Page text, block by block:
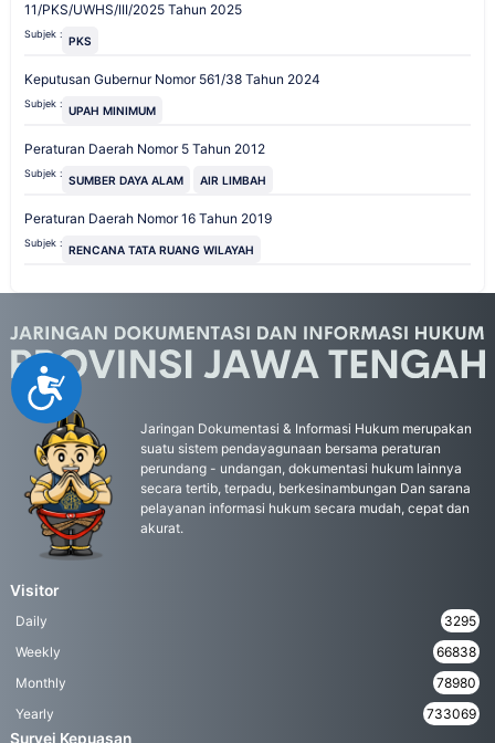
Accessibility
11/PKS/UWHS/III/2025 Tahun 2025
Subjek : PKS
Keputusan Gubernur Nomor 561/38 Tahun 2024
Subjek : UPAH MINIMUM
Peraturan Daerah Nomor 5 Tahun 2012
Subjek : SUMBER DAYA ALAM AIR LIMBAH
Peraturan Daerah Nomor 16 Tahun 2019
Subjek : RENCANA TATA RUANG WILAYAH
Jaringan Dokumentasi & Informasi Hukum merupakan
suatu sistem pendayagunaan bersama peraturan
perundang - undangan, dokumentasi hukum lainnya
secara tertib, terpadu, berkesinambungan Dan sarana
pelayanan informasi hukum secara mudah, cepat dan
akurat.
Visitor
Daily
3295
Weekly
66838
Monthly
78980
Yearly
733069
Survei Kepuasan